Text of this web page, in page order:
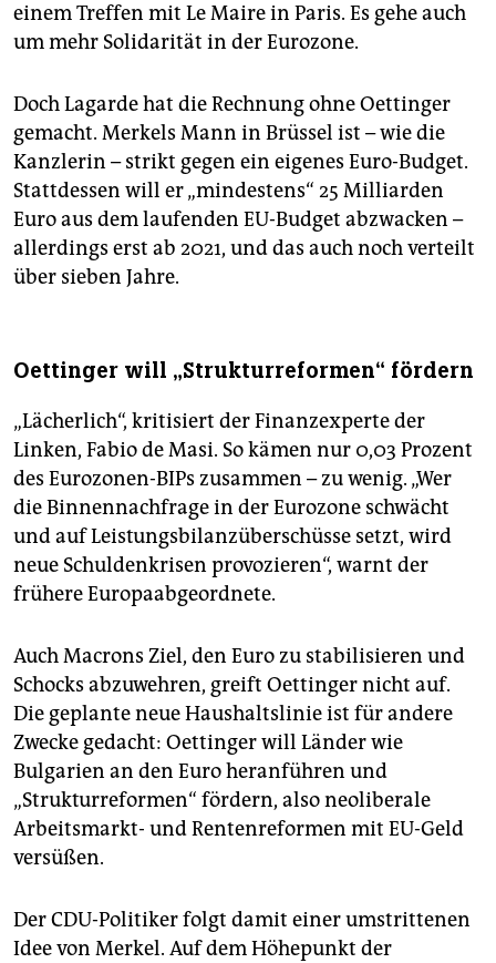
einem Treffen mit Le Maire in Paris. Es gehe auch
um mehr Solidarität in der Eurozone.
Doch Lagarde hat die Rechnung ohne Oettinger
gemacht. Merkels Mann in Brüssel ist – wie die
Kanzlerin – strikt gegen ein eigenes Euro-Budget.
Stattdessen will er „mindestens“ 25 Milliarden
Euro aus dem laufenden EU-Budget abzwacken –
allerdings erst ab 2021, und das auch noch verteilt
über sieben Jahre.
Oettinger will „Strukturreformen“ fördern
„Lächerlich“, kritisiert der Finanzexperte der
Linken, Fabio de Masi. So kämen nur 0,03 Prozent
des Eurozonen-BIPs zusammen – zu wenig. „Wer
die Binnennachfrage in der Eurozone schwächt
und auf Leistungsbilanzüberschüsse setzt, wird
neue Schuldenkrisen provozieren“, warnt der
frühere Europaabgeordnete.
Auch Macrons Ziel, den Euro zu stabilisieren und
Schocks abzuwehren, greift Oettinger nicht auf.
Die geplante neue Haushaltslinie ist für andere
Zwecke gedacht: Oettinger will Länder wie
Bulgarien an den Euro heranführen und
„Strukturreformen“ fördern, also neoliberale
Arbeitsmarkt- und Rentenreformen mit EU-Geld
versüßen.
Der CDU-Politiker folgt damit einer umstrittenen
Idee von Merkel. Auf dem Höhepunkt der